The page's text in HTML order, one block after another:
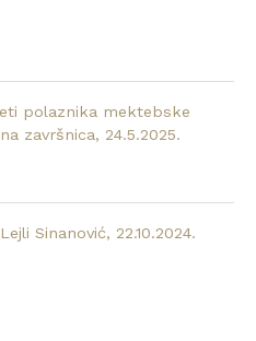
polaznika mektebske
završnica, 24.5.2025.
Sinanović, 22.10.2024.